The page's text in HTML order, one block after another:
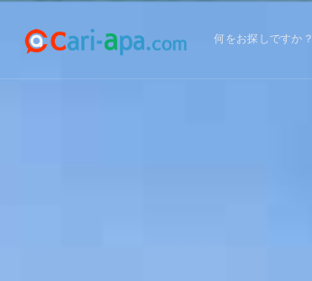
何をお探しですか？